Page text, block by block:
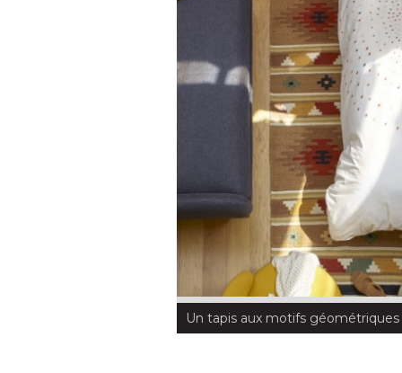
Un tapis aux motifs géométriques